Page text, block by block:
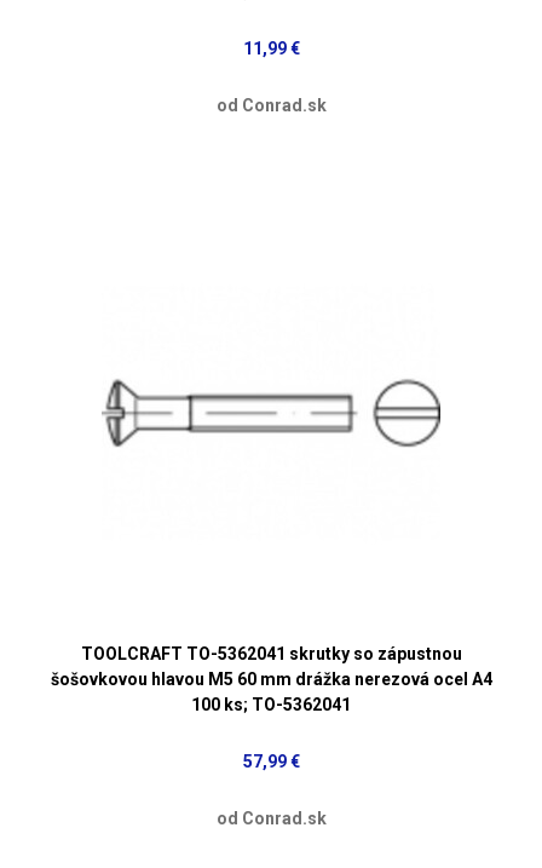
11,99 €
od Conrad.sk
TOOLCRAFT TO-5362041 skrutky so zápustnou
šošovkovou hlavou M5 60 mm drážka nerezová ocel A4
100 ks; TO-5362041
57,99 €
od Conrad.sk